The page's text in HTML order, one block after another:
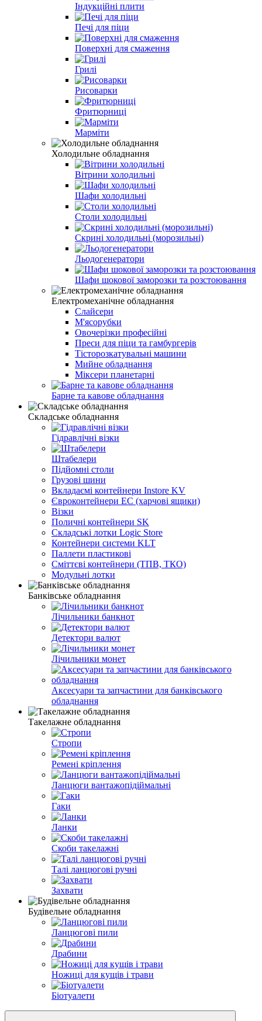
Індукційні плити
Печі для піци
Поверхні для смаження
Грилі
Рисоварки
Фритюрниці
Марміти
Холодильне обладнання
Вітрини холодильні
Шафи холодильні
Столи холодильні
Скрині холодильні (морозильні)
Льодогенератори
Шафи шокової заморозки та розстоювання
Електромеханічне обладнання
Слайсери
М'ясорубки
Овочерізки професійні
Преси для піци та гамбургерів
Тісторозкатувальні машини
Мийне обладнання
Міксери планетарні
Барне та кавове обладнання
Складське обладнання
Гідравлічні візки
Штабелери
Підйомні столи
Грузові шини
Вкладаємі контейнери Instore KV
Євроконтейнери EC (харчові ящики)
Візки
Поличні контейнери SK
Складські лотки Logic Store
Контейнери системи KLT
Паллети пластикові
Сміттєві контейнери (ТПВ, ТКО)
Модульні лотки
Банківське обладнання
Лічильники банкнот
Детектори валют
Лічильники монет
Аксесуари та запчастини для банківського
обладнання
Такелажне обладнання
Стропи
Ремені кріплення
Ланцюги вантажопідіймальні
Гаки
Ланки
Скоби такелажні
Талі ланцюгові ручні
Захвати
Будівельне обладнання
Ланцюгові пили
Драбини
Ножиці для кущів і трави
Біотуалети